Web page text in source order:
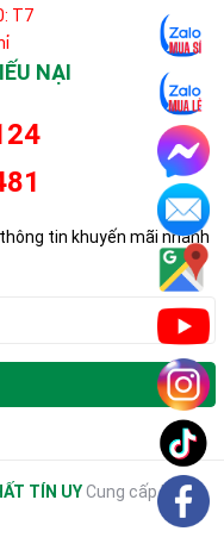
T7
NẠI
tin khuyến mãi nhanh
TÍN UYCung cấp bởi